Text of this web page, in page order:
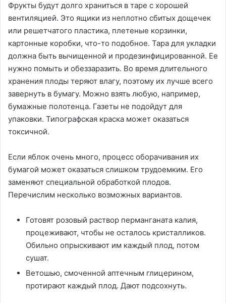
Фрукты будут долго храниться в таре с хорошей
вентиляцией. Это ящики из неплотно сбитых дощечек
или решетчатого пластика, плетеные корзинки,
картонные коробки, что-то подобное. Тара для укладки
должна быть вычищенной и продезинфицированной. Ее
нужно помыть и обеззаразить. Во время длительного
хранения плоды теряют влагу, поэтому их лучше всего
завернуть в бумагу. Можно взять любую, например,
бумажные полотенца. Газеты не подойдут для
упаковки. Типографская краска может оказаться
токсичной.
Если яблок очень много, процесс оборачивания их
бумагой может оказаться слишком трудоемким. Его
заменяют специальной обработкой плодов.
Перечислим несколько возможных вариантов.
Готовят розовый раствор перманганата калия,
процеживают, чтобы не осталось кристалликов.
Обильно опрыскивают им каждый плод, потом
сушат.
Ветошью, смоченной аптечным глицерином,
протирают каждый плод. Дают подсохнуть.